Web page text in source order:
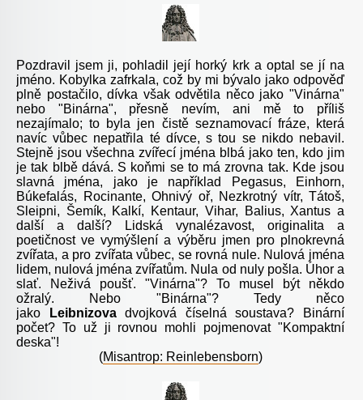
Pozdravil jsem ji, pohladil její horký krk a optal se jí na
jméno. Kobylka zafrkala, což by mi bývalo jako odpověď
plně postačilo, dívka však odvětila něco jako "Vinárna"
nebo "Binárna", přesně nevím, ani mě to příliš
nezajímalo; to byla jen čistě seznamovací fráze, která
navíc vůbec nepatřila té dívce, s tou se nikdo nebavil.
Stejně jsou všechna zvířecí jména blbá jako ten, kdo jim
je tak blbě dává. S koňmi se to má zrovna tak. Kde jsou
slavná jména, jako je například Pegasus, Einhorn,
Búkefalás, Rocinante, Ohnivý oř, Nezkrotný vítr, Tátoš,
Sleipni, Šemík, Kalkí, Kentaur, Vihar, Balius, Xantus a
další a další? Lidská vynalézavost, originalita a
poetičnost ve vymýšlení a výběru jmen pro plnokrevná
zvířata, a pro zvířata vůbec, se rovná nule. Nulová jména
lidem, nulová jména zvířatům. Nula od nuly pošla. Úhor a
slať. Neživá poušť. "Vinárna"? To musel být někdo
ožralý. Nebo "Binárna"? Tedy něco
jako
Leibnizova
dvojková číselná soustava? Binární
počet? To už ji rovnou mohli pojmenovat "Kompaktní
deska"!
(Misantrop: Reinlebensborn)